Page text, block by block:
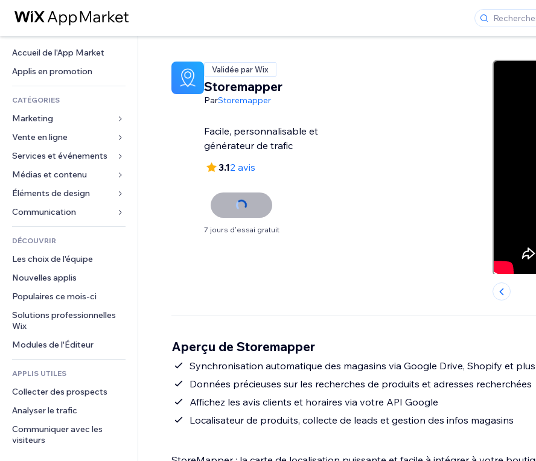
Accueil de l'App Market
Applis en promotion
CATÉGORIES
Marketing
Publicités
Mobile
Données analytiques
Réseaux sociaux
Classement de sites
E-mail
Vente en ligne
Applis pour les boutiques
Expédition et livraison
Boutons Vente
Comptabilité
Coupons et fidélisation
Solutions d'entreposage
Financement participatif
Alimentation et boissons
Services et événements
Hôtels
Événements
Restaurants
Immobilier
Réservations
Médias et contenu
Galerie
Musique
Podcasts
Photographie
Vidéo
PDF
Partage de fichiers
Actualités
Services de contenu
Effets de texte
Éléments de design
Cartes et navigation
Confidentialité
Horloge
Modèles de pages
Effets sur images
Boutons et menus
Bannières et badges
Calculateurs
Rechercher
Formulaires
Sondages
Chat
Commentaires
Téléphone
Communauté
Avis et commentaires
DÉCOUVRIR
Les choix de l'équipe
Nouvelles applis
Populaires ce mois‑ci
Solutions professionnelles
Wix
Modules de l'Éditeur
APPLIS UTILES
Collecter des prospects
Analyser le trafic
Communiquer avec les
visiteurs
Validée par Wix
Storemapper
ParStoremapper
Facile, personnalisable et
générateur de trafic
3.12 avis
7 jours d'essai gratuit
Aperçu de Storemapper
Synchronisation automatique des magasins via Google Drive, Shopify et plus
Données précieuses sur les recherches de produits et adresses recherchées
Affichez les avis clients et horaires via votre API Google
Localisateur de produits, collecte de leads et gestion des infos magasins